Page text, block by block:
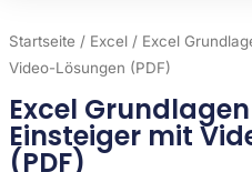
Startseite / Excel / Excel
Video-Lösungen (PDF)
Excel
Einsteiger mit
(PDF)
(PDF)
Menge